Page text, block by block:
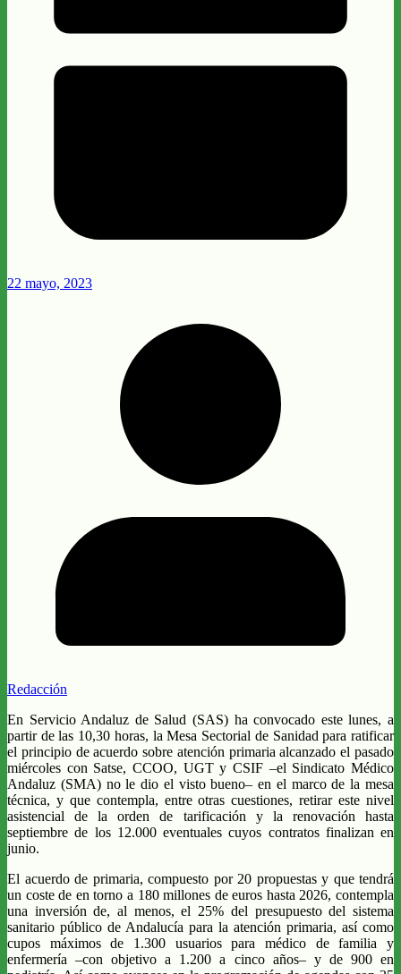
22 mayo, 2023
Redacción
En Servicio Andaluz de Salud (SAS) ha convocado este lunes, a
partir de las 10,30 horas, la Mesa Sectorial de Sanidad para ratificar
el principio de acuerdo sobre atención primaria alcanzado el pasado
miércoles con Satse, CCOO, UGT y CSIF –el Sindicato Médico
Andaluz (SMA) no le dio el visto bueno– en el marco de la mesa
técnica, y que contempla, entre otras cuestiones, retirar este nivel
asistencial de la orden de tarificación y la renovación hasta
septiembre de los 12.000 eventuales cuyos contratos finalizan en
junio.
El acuerdo de primaria, compuesto por 20 propuestas y que tendrá
un coste de en torno a 180 millones de euros hasta 2026, contempla
una inversión de, al menos, el 25% del presupuesto del sistema
sanitario público de Andalucía para la atención primaria, así como
cupos máximos de 1.300 usuarios para médico de familia y
enfermería –con objetivo a 1.200 a cinco años– y de 900 en